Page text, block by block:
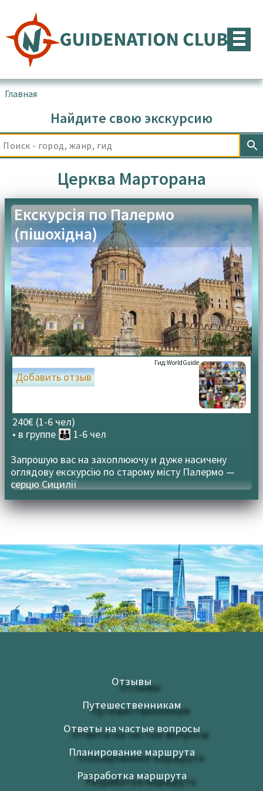
содержимому
Главная
Найдите свою экскурсию
Церква Марторана
Екскурсія по Палермо
(пішохідна)
Гид:WorldGuide
240€ (1-6 чел)
• в группе 👪 1-6 чел
Добавить отзыв
Запрошую вас на захоплюючу и дуже насичену
оглядову екскурсію по старому місту Палермо —
серцю Сицилії
Отзывы
Путешественникам
Ответы на частые вопросы
Планирование маршрута
Разработка маршрута